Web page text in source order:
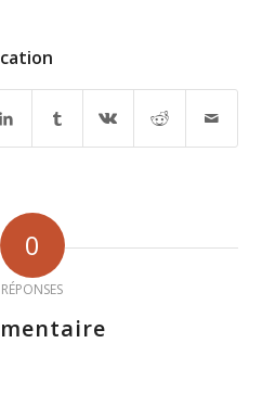
0
RÉPONSES